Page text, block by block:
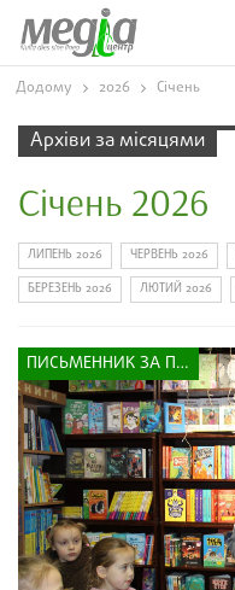
Додому 2026 Січень
Архіви за місяцями
Січень 2026
ЛИПЕНЬ 2026 ЧЕРВЕНЬ 2026
БЕРЕЗЕНЬ 2026
ЛЮТИЙ 2026
ПИСЬМЕННИК ЗА ПРИЛАВКОМ